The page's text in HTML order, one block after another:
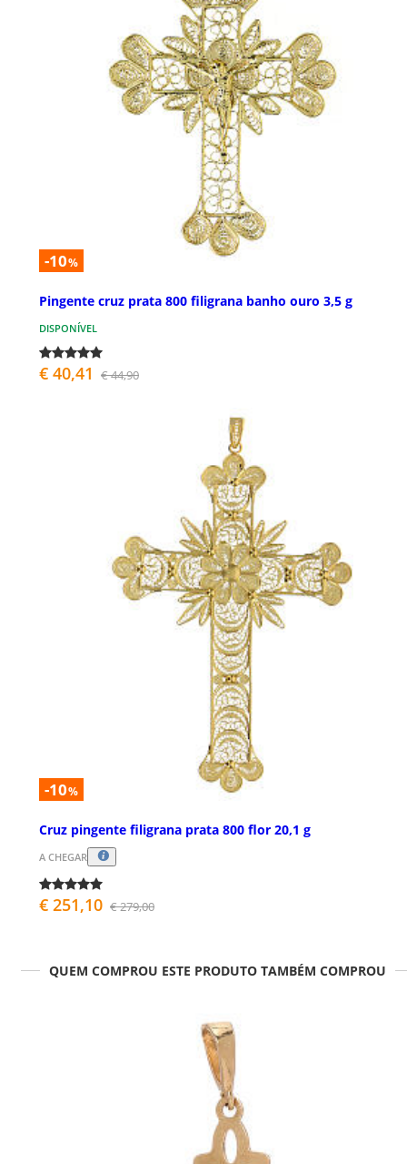
-10%
Pingente cruz prata 800 filigrana banho ouro 3,5 g
DISPONÍVEL
€ 40,41 € 44,90
-10%
Cruz pingente filigrana prata 800 flor 20,1 g
A CHEGAR
€ 251,10 € 279,00
QUEM COMPROU ESTE PRODUTO TAMBÉM COMPROU